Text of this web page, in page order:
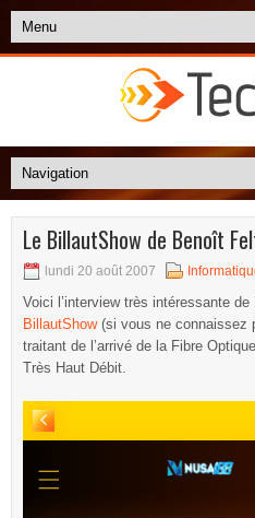
Le BillautShow de Benoît
lundi 20 août 2007
Voici l’interview très intéressante
BillautShow(si vous ne connaissez
traitant de l’arrivé de la Fibre
Très Haut Débit.